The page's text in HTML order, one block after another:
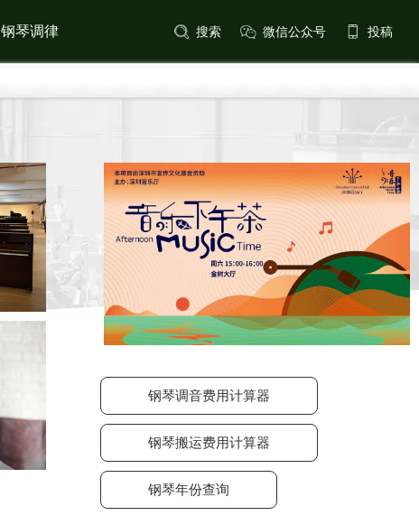
钢琴调律 搜索 微信公众号 投稿
钢琴调音费用计算器
钢琴搬运费用计算器
钢琴年份查询